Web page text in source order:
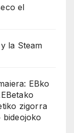
el
la Steam
EBko
zigorra
bideojoko